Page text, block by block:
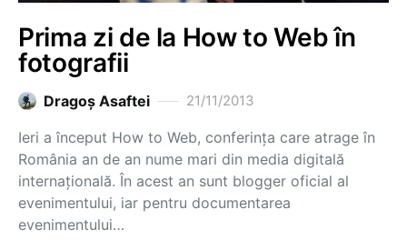
Prima zi de la How to Web în
fotografii
Dragoş Asaftei 21/11/2013
Ieri a început How to Web, conferința care atrage în
România an de an nume mari din media digitală
internațională. În acest an sunt blogger oficial al
evenimentului, iar pentru documentarea
evenimentului…